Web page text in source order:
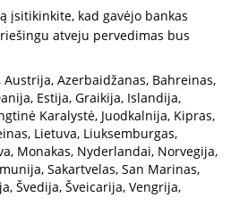
įsitikinkite, kad gavėjo bankas
atveju pervedimas bus
Azerbaidžanas, Bahreinas,
Estija, Graikija, Islandija,
Karalystė, Juodkalnija, Kipras,
Lietuva, Liuksemburgas,
Monakas, Nyderlandai, Norvegija,
Sakartvelas, San Marinas,
Švedija, Šveicarija, Vengrija,